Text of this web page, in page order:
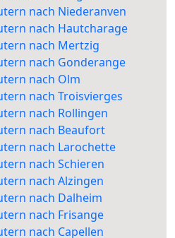
nach Niederanven
nach Hautcharage
nach Mertzig
nach Gonderange
nach Olm
nach Troisvierges
nach Rollingen
nach Beaufort
nach Larochette
nach Schieren
nach Alzingen
nach Dalheim
nach Frisange
nach Capellen